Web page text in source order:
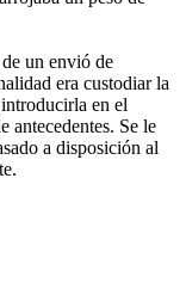
un envió de
era custodiar la
en el
antecedentes. Se le
a disposición al